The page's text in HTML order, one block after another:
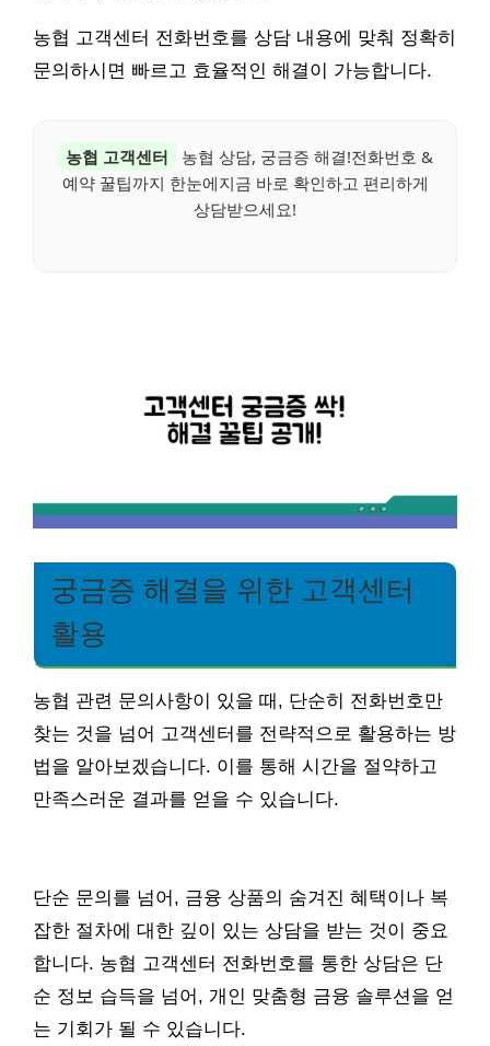
농협 고객센터 전화번호를 상담 내용에 맞춰 정확히
문의하시면 빠르고 효율적인 해결이 가능합니다.
농협 고객센터
농협 상담, 궁금증 해결!전화번호 &
예약 꿀팁까지 한눈에지금 바로 확인하고 편리하게
상담받으세요!
궁금증 해결을 위한 고객센터
활용
농협 관련 문의사항이 있을 때, 단순히 전화번호만
찾는 것을 넘어 고객센터를 전략적으로 활용하는 방
법을 알아보겠습니다. 이를 통해 시간을 절약하고
만족스러운 결과를 얻을 수 있습니다.
단순 문의를 넘어, 금융 상품의 숨겨진 혜택이나 복
잡한 절차에 대한 깊이 있는 상담을 받는 것이 중요
합니다. 농협 고객센터 전화번호를 통한 상담은 단
순 정보 습득을 넘어, 개인 맞춤형 금융 솔루션을 얻
는 기회가 될 수 있습니다.